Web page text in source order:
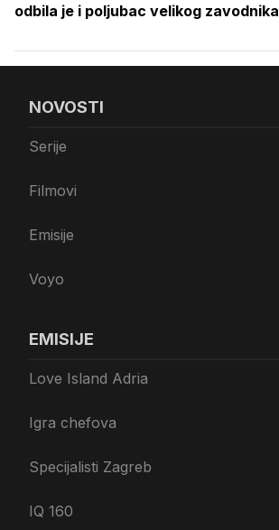
odbila je i poljubac velikog zavodnika
NOVOSTI
Serije
Filmovi
Emisije
Voyo
EMISIJE
Love Island Adria
Igra chefova
Specijalisti Zagreb
IQ 160